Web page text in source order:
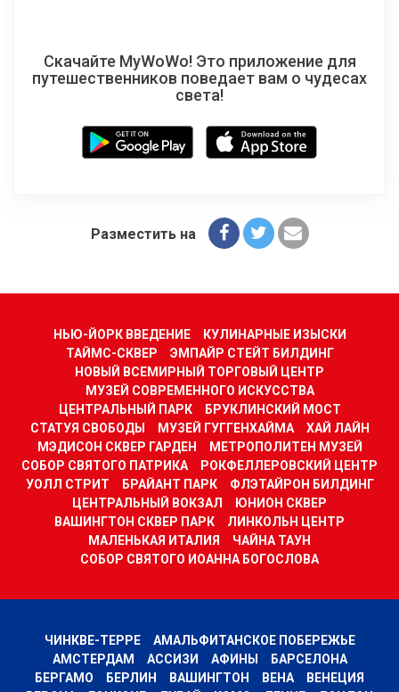
Скачайте MyWoWo! Это приложение для
путешественников поведает вам о чудесах
света!
Разместить на
НЬЮ-ЙОРК ВВЕДЕНИЕ
КУЛИНАРНЫЕ ИЗЫСКИ
ТАЙМС-СКВЕР
ЭМПАЙР СТЕЙТ БИЛДИНГ
НОВЫЙ ВСЕМИРНЫЙ ТОРГОВЫЙ ЦЕНТР
МУЗЕЙ СОВРЕМЕННОГО ИСКУССТВА
ЦЕНТРАЛЬНЫЙ ПАРК
БРУКЛИНСКИЙ МОСТ
СТАТУЯ СВОБОДЫ
МУЗЕЙ ГУГГЕНХАЙМА
ХАЙ ЛАЙН
МЭДИСОН СКВЕР ГАРДЕН
МЕТРОПОЛИТЕН МУЗЕЙ
СОБОР СВЯТОГО ПАТРИКА
РОКФЕЛЛЕРОВСКИЙ ЦЕНТР
УОЛЛ СТРИТ
БРАЙАНТ ПАРК
ФЛЭТАЙРОН БИЛДИНГ
ЦЕНТРАЛЬНЫЙ ВОКЗАЛ
ЮНИОН СКВЕР
ВАШИНГТОН СКВЕР ПАРК
ЛИНКОЛЬН ЦЕНТР
МАЛЕНЬКАЯ ИТАЛИЯ
ЧАЙНА ТАУН
СОБОР СВЯТОГО ИОАННА БОГОСЛОВА
ЧИНКВЕ-ТЕРРЕ
АМАЛЬФИТАНСКОЕ ПОБЕРЕЖЬЕ
АМСТЕРДАМ
АССИЗИ АФИНЫ
БАРСЕЛОНА
БЕРГАМО
БЕРЛИН ВАШИНГТОН ВЕНА
ВЕНЕЦИЯ